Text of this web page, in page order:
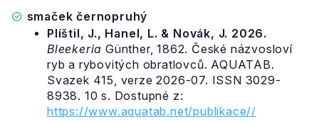
smaček černopruhý
Plíštil, J., Hanel, L. & Novák, J. 2026.
Bleekeria Günther, 1862. České názvosloví
ryb a rybovitých obratlovců. AQUATAB.
Svazek 415, verze 2026-07. ISSN 3029-
8938. 10 s. Dostupné z:
https://www.aquatab.net/publikace//